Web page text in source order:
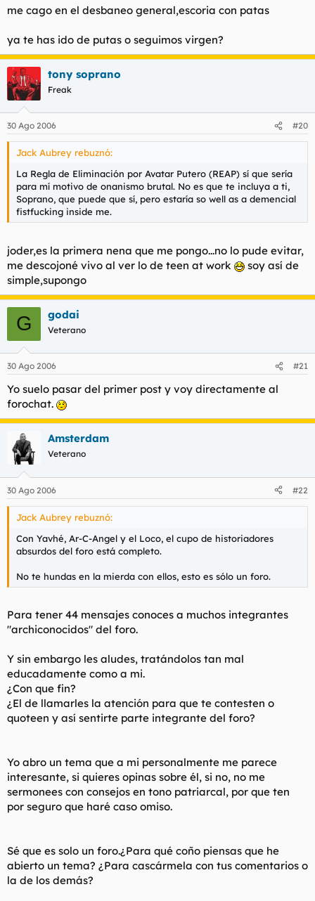
me cago en el desbaneo general,escoria con patas
ya te has ido de putas o seguimos virgen?
tony soprano
Freak
30 Ago 2006 #20
Jack Aubrey rebuznó:
La Regla de Eliminación por Avatar Putero (REAP) sí que sería
para mí motivo de onanismo brutal. No es que te incluya a ti,
Soprano, que puede que sí, pero estaría so well as a demencial
fistfucking inside me.
joder,es la primera nena que me pongo...no lo pude evitar,
me descojoné vivo al ver lo de teen at work
soy así de
simple,supongo
G godai
Veterano
30 Ago 2006 #21
Yo suelo pasar del primer post y voy directamente al
forochat.
Amsterdam
Veterano
30 Ago 2006 #22
Jack Aubrey rebuznó:
Con Yavhé, Ar-C-Angel y el Loco, el cupo de historiadores
absurdos del foro está completo.
No te hundas en la mierda con ellos, esto es sólo un foro.
Para tener 44 mensajes conoces a muchos integrantes
"archiconocidos" del foro.
Y sin embargo les aludes, tratándolos tan mal
educadamente como a mi.
¿Con que fin?
¿El de llamarles la atención para que te contesten o
quoteen y así sentirte parte integrante del foro?
Yo abro un tema que a mi personalmente me parece
interesante, si quieres opinas sobre él, si no, no me
sermonees con consejos en tono patriarcal, por que ten
por seguro que haré caso omiso.
Sé que es solo un foro.¿Para qué coño piensas que he
abierto un tema? ¿Para cascármela con tus comentarios o
la de los demás?